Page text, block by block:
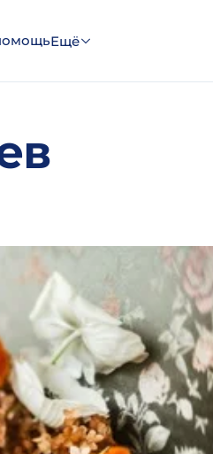
Ещё